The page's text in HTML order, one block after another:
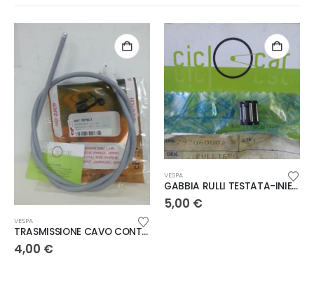
VESPA
TRASMISSIONE CAVO CONTACHILOMETRI COMPLETA VESPA 125-150 ARCOBALENO
4,00 €
VESPA
GABBIA RULLI TESTATA-INIEZIONE VESPA ET2 I.E.
5,00 €